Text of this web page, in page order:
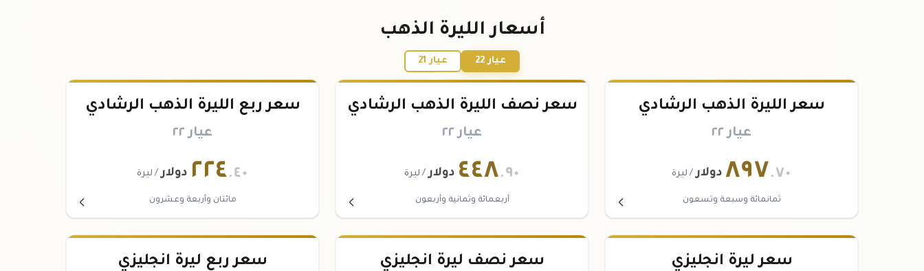
أسعار الليرة الذهب
عيار 22 عيار 21
سعر الليرة الذهب الرشادي
عيار ٢٢
٨٩٧.٧٠ دولار / ليرة
ثمانمائة وسبعة وتسعون
سعر نصف الليرة الذهب الرشادي
عيار ٢٢
٤٤٨.٩٠ دولار / ليرة
أربعمائة وثمانية وأربعون
سعر ربع الليرة الذهب الرشادي
عيار ٢٢
٢٢٤.٤٠ دولار / ليرة
مائتان وأربعة وعشرون
سعر ليرة انجليزي سعر نصف ليرة انجليزي سعر ربع ليرة انجليزي